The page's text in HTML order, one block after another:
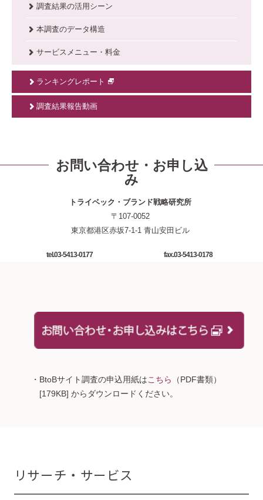
調査結果の活用シーン
本調査のデータ構造
サービスメニュー・料金
ランキングレポート
調査結果報告動画
お問い合わせ・お申し込
み
トライベック・ブランド戦略研究所
〒107-0052
東京都港区赤坂7-1-1 青山安田ビル
tel.03-5413-0177 fax.03-5413-0178
・BtoBサイト調査の申込用紙はこちら
（PDF書類）
[179KB] からダウンロードください。
リサーチ・サービス